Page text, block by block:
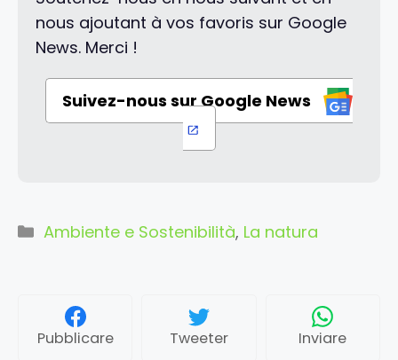
nous ajoutant à vos favoris sur Google
News. Merci !
Suivez-nous sur Google News
Categorie
Ambiente e Sostenibilità, La natura
Pubblicare Tweeter Inviare